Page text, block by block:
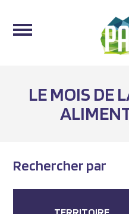
LE MOIS DE
Rechercher par